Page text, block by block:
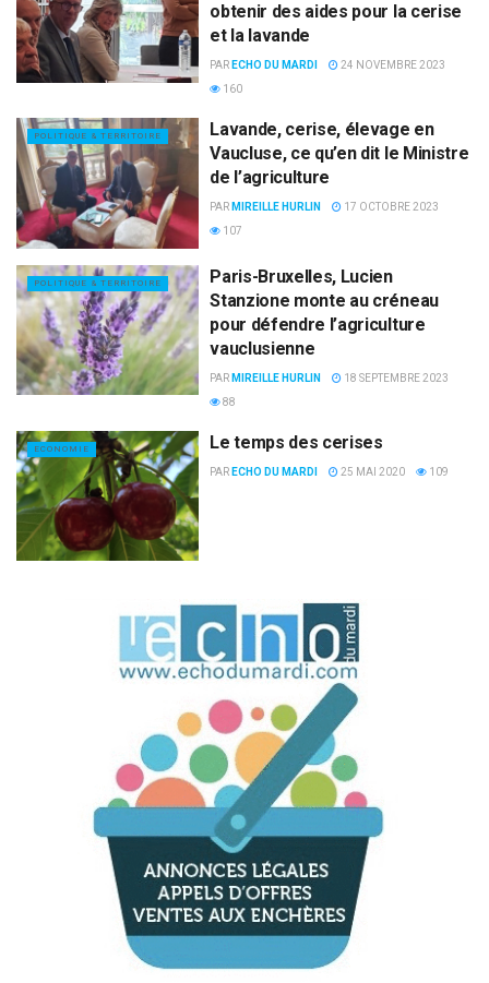
obtenir des aides pour la cerise
et la lavande
PAR ECHO DU MARDI
24 NOVEMBRE 2023
160
POLITIQUE & TERRITOIRE
Lavande, cerise, élevage en
Vaucluse, ce qu’en dit le Ministre
de l’agriculture
PAR MIREILLE HURLIN
17 OCTOBRE 2023
107
POLITIQUE & TERRITOIRE
Paris-Bruxelles, Lucien
Stanzione monte au créneau
pour défendre l’agriculture
vauclusienne
PAR MIREILLE HURLIN
18 SEPTEMBRE 2023
88
ECONOMIE Le temps des cerises
PAR ECHO DU MARDI 25 MAI 2020 109